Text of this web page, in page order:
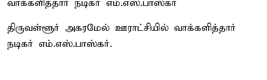
வாக்களித்தார் நடிகர் எம்.எஸ்.பாஸ்கர்
திருவள்ளூர் அகரமேல் ஊராட்சியில் வாக்களித்தார்
நடிகர் எம்.எஸ்.பாஸ்கர்.